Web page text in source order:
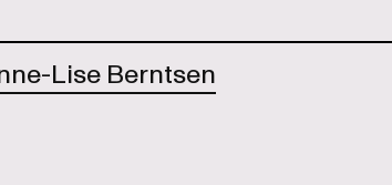
Lise Berntsen